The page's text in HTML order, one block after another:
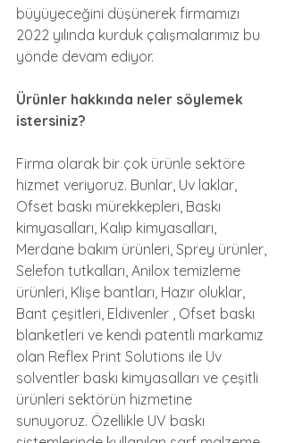
büyüyeceğini düşünerek firmamızı
2022 yılında kurduk çalışmalarımız bu
yönde devam ediyor.
Ürünler hakkında neler söylemek
istersiniz?
Firma olarak bir çok ürünle sektöre
hizmet veriyoruz. Bunlar, Uv laklar,
Ofset baskı mürekkepleri, Baskı
kimyasalları, Kalıp kimyasalları,
Merdane bakım ürünleri, Sprey ürünler,
Selefon tutkalları, Anilox temizleme
ürünleri, Klişe bantları, Hazır oluklar,
Bant çeşitleri, Eldivenler , Ofset baskı
blanketleri ve kendi patentli markamız
olan Reflex Print Solutions ile Uv
solventler baskı kimyasalları ve çeşitli
ürünleri sektörün hizmetine
sunuyoruz. Özellikle UV baskı